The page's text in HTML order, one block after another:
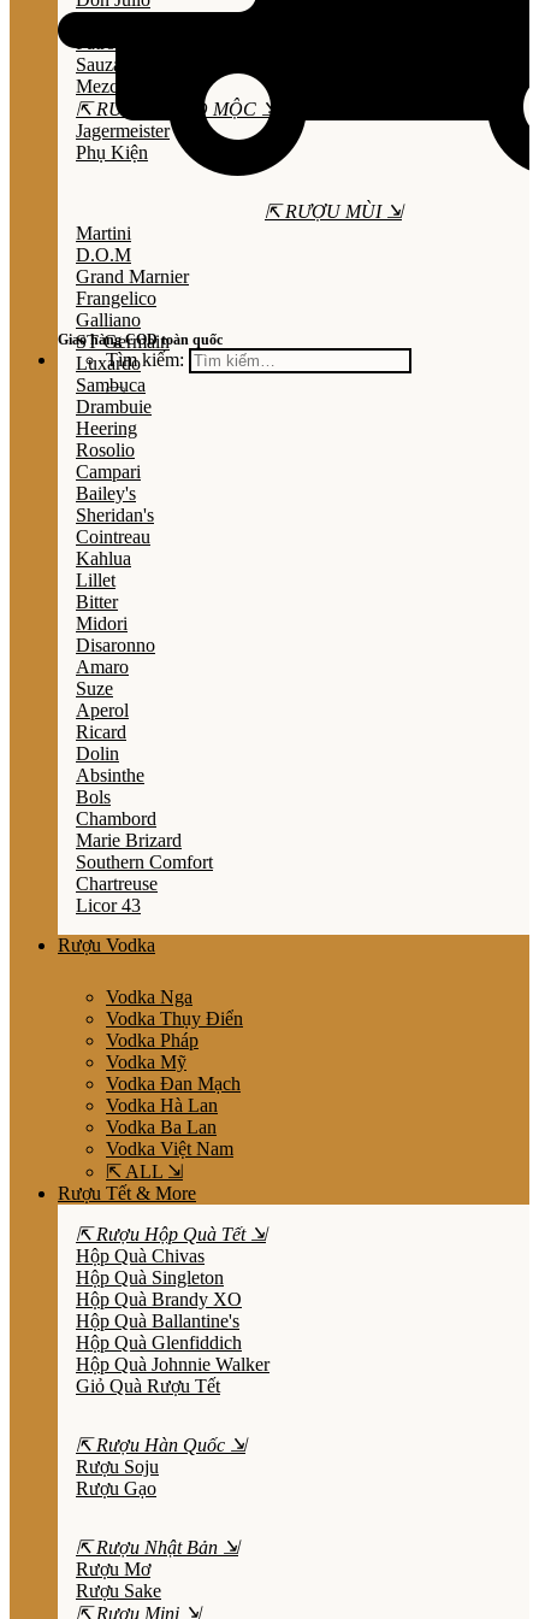
Giao hàng COD toàn quốc
Tìm kiếm:
Sauza
Mezcal
⇱ RƯỢU THẢO MỘC ⇲
Jagermeister
Phụ Kiện
⇱ RƯỢU MÙI ⇲
Martini
D.O.M
Grand Marnier
Frangelico
Galliano
ST Germain
Luxardo
Sambuca
Drambuie
Heering
Rosolio
Campari
Bailey's
Sheridan's
Cointreau
Kahlua
Lillet
Bitter
Midori
Disaronno
Amaro
Suze
Aperol
Ricard
Dolin
Absinthe
Bols
Chambord
Marie Brizard
Southern Comfort
Chartreuse
Licor 43
Rượu Vodka
Vodka Nga
Vodka Thụy Điển
Vodka Pháp
Vodka Mỹ
Vodka Đan Mạch
Vodka Hà Lan
Vodka Ba Lan
Vodka Việt Nam
⇱ ALL ⇲
Rượu Tết & More
⇱ Rượu Hộp Quà Tết ⇲
Hộp Quà Chivas
Hộp Quà Singleton
Hộp Quà Brandy XO
Hộp Quà Ballantine's
Hộp Quà Glenfiddich
Hộp Quà Johnnie Walker
Giỏ Quà Rượu Tết
⇱ Rượu Hàn Quốc ⇲
Rượu Soju
Rượu Gạo
⇱ Rượu Nhật Bản ⇲
Rượu Mơ
Rượu Sake
⇱ Rượu Mini ⇲